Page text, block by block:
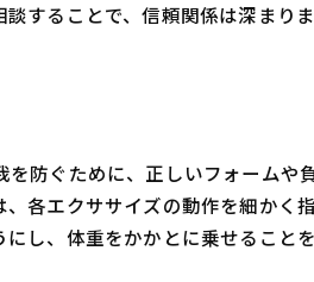
することで、信頼関係は深まりま
防ぐために、正しいフォームや
各エクササイズの動作を細かく
し、体重をかかとに乗せること